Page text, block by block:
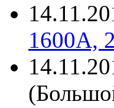
1600А,
(